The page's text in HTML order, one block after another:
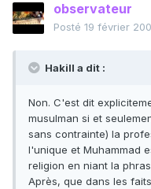
observateur
Posté 19 février
Hakill a dit :
Non. C'est dit
musulman si et
sans contrainte) la
l'unique et Muhammad
religion en niant la
Après, que dans les